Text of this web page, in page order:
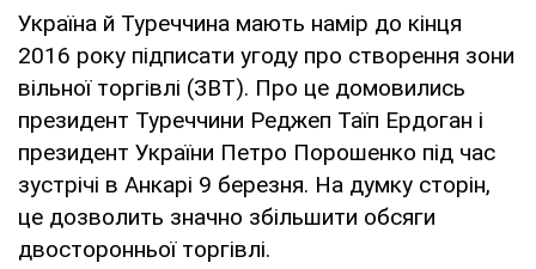
Україна й Туреччина мають намір до кінця
2016 року підписати угоду про створення зони
вільної торгівлі (ЗВТ). Про це домовились
президент Туреччини Реджеп Таїп Ердоган і
президент України Петро Порошенко під час
зустрічі в Анкарі 9 березня. На думку сторін,
це дозволить значно збільшити обсяги
двосторонньої торгівлі.